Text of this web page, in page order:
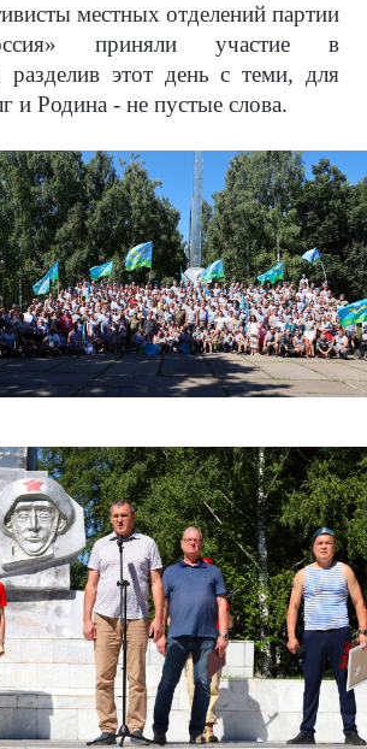
местных отделений партии
приняли участие в
разделив этот день с теми, для
и Родина - не пустые слова.